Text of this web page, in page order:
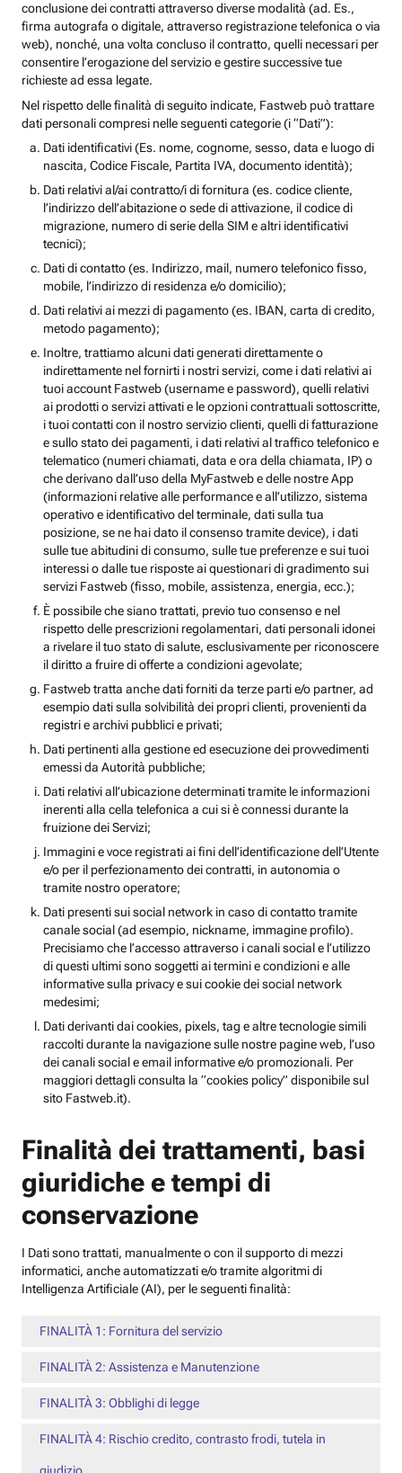
conclusione dei contratti attraverso diverse modalità (ad. Es.,
firma autografa o digitale, attraverso registrazione telefonica o via
web), nonché, una volta concluso il contratto, quelli necessari per
consentire l’erogazione del servizio e gestire successive tue
richieste ad essa legate.
Nel rispetto delle finalità di seguito indicate, Fastweb può trattare
dati personali compresi nelle seguenti categorie (i “Dati”):
Dati identificativi (Es. nome, cognome, sesso, data e luogo di
nascita, Codice Fiscale, Partita IVA, documento identità);
Dati relativi al/ai contratto/i di fornitura (es. codice cliente,
l’indirizzo dell’abitazione o sede di attivazione, il codice di
migrazione, numero di serie della SIM e altri identificativi
tecnici);
Dati di contatto (es. Indirizzo, mail, numero telefonico fisso,
mobile, l’indirizzo di residenza e/o domicilio);
Dati relativi ai mezzi di pagamento (es. IBAN, carta di credito,
metodo pagamento);
Inoltre, trattiamo alcuni dati generati direttamente o
indirettamente nel fornirti i nostri servizi, come i dati relativi ai
tuoi account Fastweb (username e password), quelli relativi
ai prodotti o servizi attivati e le opzioni contrattuali sottoscritte,
i tuoi contatti con il nostro servizio clienti, quelli di fatturazione
e sullo stato dei pagamenti, i dati relativi al traffico telefonico e
telematico (numeri chiamati, data e ora della chiamata, IP) o
che derivano dall’uso della MyFastweb e delle nostre App
(informazioni relative alle performance e all’utilizzo, sistema
operativo e identificativo del terminale, dati sulla tua
posizione, se ne hai dato il consenso tramite device), i dati
sulle tue abitudini di consumo, sulle tue preferenze e sui tuoi
interessi o dalle tue risposte ai questionari di gradimento sui
servizi Fastweb (fisso, mobile, assistenza, energia, ecc.);
È possibile che siano trattati, previo tuo consenso e nel
rispetto delle prescrizioni regolamentari, dati personali idonei
a rivelare il tuo stato di salute, esclusivamente per riconoscere
il diritto a fruire di offerte a condizioni agevolate;
Fastweb tratta anche dati forniti da terze parti e/o partner, ad
esempio dati sulla solvibilità dei propri clienti, provenienti da
registri e archivi pubblici e privati;
Dati pertinenti alla gestione ed esecuzione dei provvedimenti
emessi da Autorità pubbliche;
Dati relativi all’ubicazione determinati tramite le informazioni
inerenti alla cella telefonica a cui si è connessi durante la
fruizione dei Servizi;
Immagini e voce registrati ai fini dell’identificazione dell’Utente
e/o per il perfezionamento dei contratti, in autonomia o
tramite nostro operatore;
Dati presenti sui social network in caso di contatto tramite
canale social (ad esempio, nickname, immagine profilo).
Precisiamo che l’accesso attraverso i canali social e l’utilizzo
di questi ultimi sono soggetti ai termini e condizioni e alle
informative sulla privacy e sui cookie dei social network
medesimi;
Dati derivanti dai cookies, pixels, tag e altre tecnologie simili
raccolti durante la navigazione sulle nostre pagine web, l’uso
dei canali social e email informative e/o promozionali. Per
maggiori dettagli consulta la “cookies policy” disponibile sul
sito Fastweb.it).
Finalità dei trattamenti, basi
giuridiche e tempi di
conservazione
I Dati sono trattati, manualmente o con il supporto di mezzi
informatici, anche automatizzati e/o tramite algoritmi di
Intelligenza Artificiale (AI), per le seguenti finalità:
FINALITÀ 1: Fornitura del servizio
FINALITÀ 2: Assistenza e Manutenzione
FINALITÀ 3: Obblighi di legge
FINALITÀ 4: Rischio credito, contrasto frodi, tutela in